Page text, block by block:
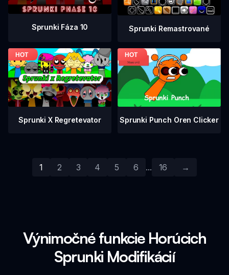
Sprunki Fáza 10 Sprunki Remastrované
Sprunki X Regretevator Sprunki Punch Oren Clicker
1 2 3 4 5 6 ... 16 →
Výnimočné funkcie Horúcich
Sprunki Modifikácií